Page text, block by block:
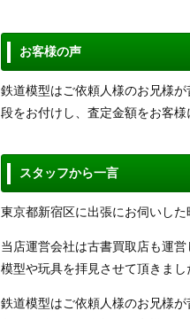
お客様の声
鉄道模型はご依頼人様のお兄様
段をお付けし、査定金額をお客
スタッフから一言
東京都新宿区に出張にお伺いした
当店運営会社は古書買取店も運
模型や玩具を拝見させて頂きまし
鉄道模型はご依頼人様のお兄様